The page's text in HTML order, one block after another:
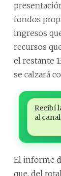
fondos
ingresos
recursos
el restante
se calzará
Recibí
al
El informe
que, del